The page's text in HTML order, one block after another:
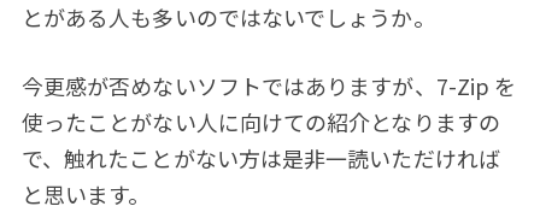
とがある人も多いのではないでしょうか。
今更感が否めないソフトではありますが、7-Zip を
使ったことがない人に向けての紹介となりますの
で、触れたことがない方は是非一読いただければ
と思います。